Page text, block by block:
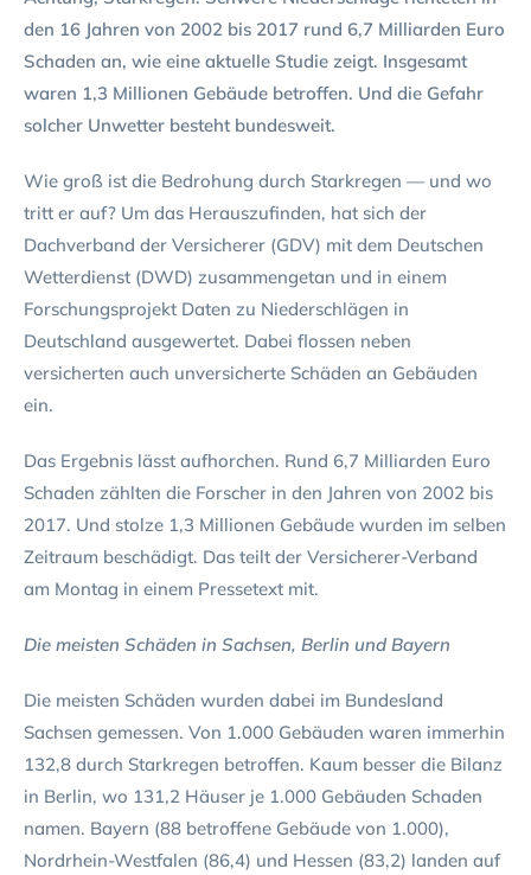
den 16 Jahren von 2002 bis 2017 rund 6,7 Milliarden Euro
Schaden an, wie eine aktuelle Studie zeigt. Insgesamt
waren 1,3 Millionen Gebäude betroffen. Und die Gefahr
solcher Unwetter besteht bundesweit.
Wie groß ist die Bedrohung durch Starkregen — und wo
tritt er auf? Um das Herauszufinden, hat sich der
Dachverband der Versicherer (GDV) mit dem Deutschen
Wetterdienst (DWD) zusammengetan und in einem
Forschungsprojekt Daten zu Niederschlägen in
Deutschland ausgewertet. Dabei flossen neben
versicherten auch unversicherte Schäden an Gebäuden
ein.
Das Ergebnis lässt aufhorchen. Rund 6,7 Milliarden Euro
Schaden zählten die Forscher in den Jahren von 2002 bis
2017. Und stolze 1,3 Millionen Gebäude wurden im selben
Zeitraum beschädigt. Das teilt der Versicherer-Verband
am Montag in einem Pressetext mit.
Die meisten Schäden in Sachsen, Berlin und Bayern
Die meisten Schäden wurden dabei im Bundesland
Sachsen gemessen. Von 1.000 Gebäuden waren immerhin
132,8 durch Starkregen betroffen. Kaum besser die Bilanz
in Berlin, wo 131,2 Häuser je 1.000 Gebäuden Schaden
namen. Bayern (88 betroffene Gebäude von 1.000),
Nordrhein-Westfalen (86,4) und Hessen (83,2) landen auf